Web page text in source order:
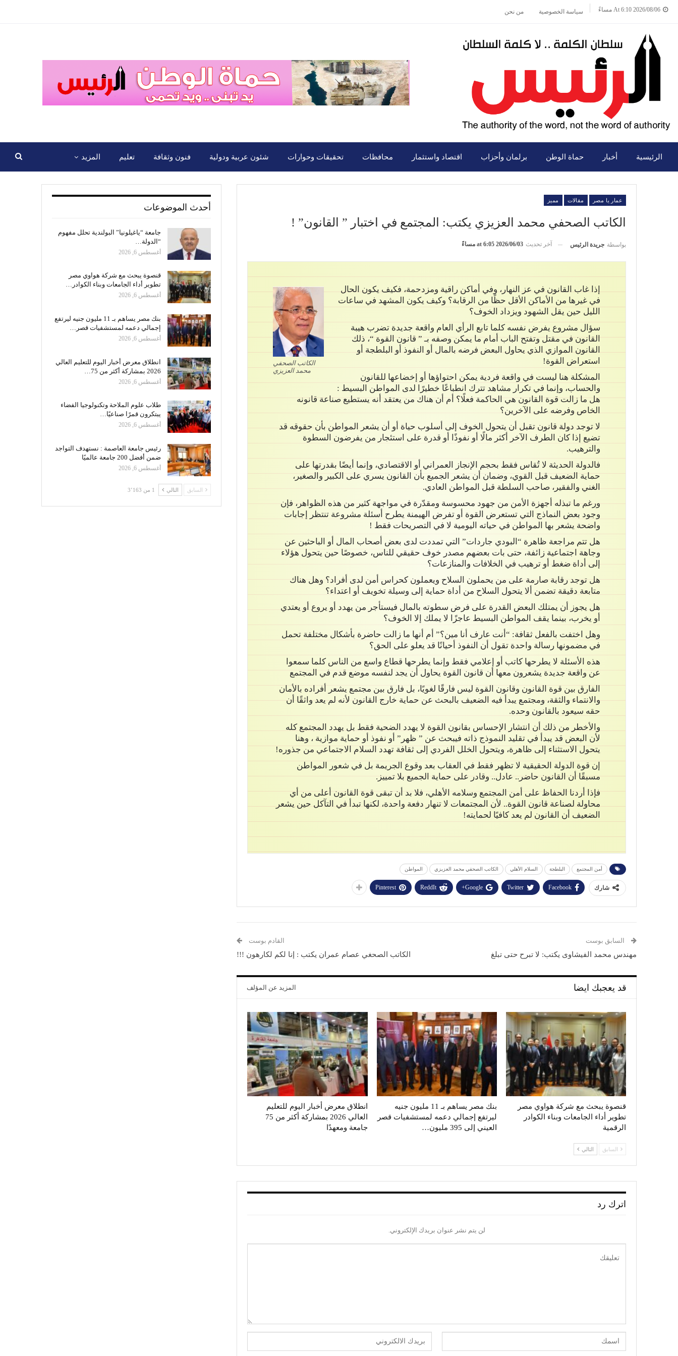
2026/08/06 At 6:10 مساءً سياسة الخصوصية من نحن
الرئيسية أخبار حماة الوطن برلمان وأحزاب اقتصاد واستثمار محافظات تحقيقات وحوارات شئون عربية ودولية فنون وثقافة تعليم المزيد
عمار يا مصر مقالات مميز
الكاتب الصحفي محمد العزيزي يكتب: المجتمع في اختبار ” القانون” !
بواسطة جريدة الرئيس آخر تحديث 2026/06/03 at 6:05 مساءً
الكاتب الصحفي
محمد العزيزي
إذا غاب القانون في عز النهار، وفي أماكن راقية ومزدحمة، فكيف يكون الحال
في غيرها من الأماكن الأقل حظًا من الرقابة؟ وكيف يكون المشهد في ساعات
الليل حين يقل الشهود ويزداد الخوف؟
سؤال مشروع يفرض نفسه كلما تابع الرأي العام واقعة جديدة تضرب هيبة
القانون في مقتل وتفتح الباب أمام ما يمكن وصفه بـ ” قانون القوة “، ذلك
القانون الموازي الذي يحاول البعض فرضه بالمال أو النفوذ أو البلطجة أو
استعراض القوة!
المشكلة هنا ليست في واقعة فردية يمكن احتواؤها أو إخضاعها للقانون
والحساب، وإنما في تكرار مشاهد تترك انطباعًا خطيرًا لدى المواطن البسيط :
هل ما زالت قوة القانون هي الحاكمة فعلًا؟ أم أن هناك من يعتقد أنه يستطيع صناعة قانونه
الخاص وفرضه على الآخرين؟
لا توجد دولة قانون تقبل أن يتحول الخوف إلى أسلوب حياة أو أن يشعر المواطن بأن حقوقه قد
تضيع إذا كان الطرف الآخر أكثر مالًا أو نفوذًا أو قدرة على استئجار من يفرضون السطوة
والترهيب.
فالدولة الحديثة لا تُقاس فقط بحجم الإنجاز العمراني أو الاقتصادي، وإنما أيضًا بقدرتها على
حماية الضعيف قبل القوي، وضمان أن يشعر الجميع بأن القانون يسري على الكبير والصغير،
الغني والفقير، صاحب السلطة قبل المواطن العادي.
ورغم ما تبذله أجهزة الأمن من جهود محسوسة ومقدّرة في مواجهة كثير من هذه الظواهر، فإن
وجود بعض النماذج التي تستعرض القوة أو تفرض الهيمنة يطرح أسئلة مشروعة تنتظر إجابات
واضحة يشعر بها المواطن في حياته اليومية لا في التصريحات فقط !
هل تتم مراجعة ظاهرة “البودي جاردات” التي تمددت لدى بعض أصحاب المال أو الباحثين عن
وجاهة اجتماعية زائفة، حتى بات بعضهم مصدر خوف حقيقي للناس، خصوصًا حين يتحول هؤلاء
إلى أداة ضغط أو ترهيب في الخلافات والمنازعات؟
هل توجد رقابة صارمة على من يحملون السلاح ويعملون كحراس أمن لدى أفراد؟ وهل هناك
متابعة دقيقة تضمن ألا يتحول السلاح من أداة حماية إلى وسيلة تخويف أو اعتداء؟
هل يجوز أن يمتلك البعض القدرة على فرض سطوته بالمال فيستأجر من يهدد أو يروع أو يعتدي
أو يخرب، بينما يقف المواطن البسيط عاجزًا لا يملك إلا الخوف؟
وهل اختفت بالفعل ثقافة: “أنت عارف أنا مين؟” أم أنها ما زالت حاضرة بأشكال مختلفة تحمل
في مضمونها رسالة واحدة تقول أن النفوذ أحيانًا قد يعلو على الحق؟
هذه الأسئلة لا يطرحها كاتب أو إعلامي فقط وإنما يطرحها قطاع واسع من الناس كلما سمعوا
عن واقعة جديدة يشعرون معها أن قانون القوة يحاول أن يجد لنفسه موضع قدم في المجتمع
الفارق بين قوة القانون وقانون القوة ليس فارقًا لغويًا، بل فارق بين مجتمع يشعر أفراده بالأمان
والانتماء والثقة، ومجتمع يبدأ فيه الضعيف بالبحث عن حماية خارج القانون لأنه لم يعد واثقًا أن
حقه سيعود بالقانون وحده.
والأخطر من ذلك أن انتشار الإحساس بقانون القوة لا يهدد الضحية فقط بل يهدد المجتمع كله
لأن البعض قد يبدأ في تقليد النموذج ذاته فيبحث عن ” ظهر” أو نفوذ أو حماية موازية ، وهنا
يتحول الاستثناء إلى ظاهرة، ويتحول الخلل الفردي إلى ثقافة تهدد السلام الاجتماعي من جذوره!
إن قوة الدولة الحقيقية لا تظهر فقط في العقاب بعد وقوع الجريمة بل في شعور المواطن
مسبقًا أن القانون حاضر.. عادل.. وقادر على حماية الجميع بلا تمييز.
فإذا أردنا الحفاظ على أمن المجتمع وسلامه الأهلي، فلا بد أن تبقى قوة القانون أعلى من أي
محاولة لصناعة قانون القوة.. لأن المجتمعات لا تنهار دفعة واحدة، لكنها تبدأ في التآكل حين يشعر
الضعيف أن القانون لم يعد كافيًا لحمايته!
أمن المجتمع البلطجة السلام الأهلي الكاتب الصحفي محمد العزيزي المواطن
شارك Facebook
Twitter
Google+
ReddIt
Pinterest
السابق بوست
مهندس محمد الفيشاوى يكتب: لا تبرح حتى تبلغ
القادم بوست
الكاتب الصحغي عصام عمران يكتب : إنا لكم لكارهون !!!
قد يعجبك ايضا المزيد عن المؤلف
قنصوة يبحث مع شركة هواوي مصر
تطوير أداء الجامعات وبناء الكوادر
الرقمية
بنك مصر يساهم بـ 11 مليون جنيه
ليرتفع إجمالي دعمه لمستشفيات قصر
العيني إلى 395 مليون…
انطلاق معرض أخبار اليوم للتعليم
العالي 2026 بمشاركة أكثر من 75
جامعة ومعهدًا
السابق التالي
اترك رد
لن يتم نشر عنوان بريدك الإلكتروني.
أحدث الموضوعات
جامعة “ياغيلونيا” البولندية تحلل مفهوم
“الدولة…
أغسطس 6, 2026
قنصوة يبحث مع شركة هواوي مصر
تطوير أداء الجامعات وبناء الكوادر…
أغسطس 6, 2026
بنك مصر يساهم بـ 11 مليون جنيه ليرتفع
إجمالي دعمه لمستشفيات قصر…
أغسطس 6, 2026
انطلاق معرض أخبار اليوم للتعليم العالي
2026 بمشاركة أكثر من 75…
أغسطس 6, 2026
طلاب علوم الملاحة وتكنولوجيا الفضاء
يبتكرون قمرًا صناعيًا…
أغسطس 6, 2026
رئيس جامعة العاصمة : نستهدف التواجد
ضمن أفضل 200 جامعة عالميًا
أغسطس 6, 2026
السابق التالي 1 من 3٬163